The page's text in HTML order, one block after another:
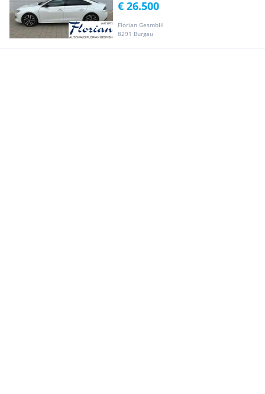
Florian GesmbH
8291 Burgau
€ 26.500